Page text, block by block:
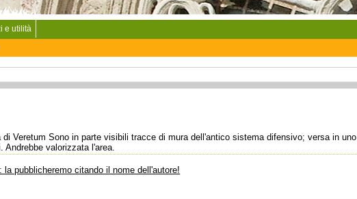
e utilità
Veretum Sono in parte visibili tracce di mura dell'antico sistema difensivo; versa in uno
valorizzata l'area.
pubblicheremo citando il nome dell'autore!